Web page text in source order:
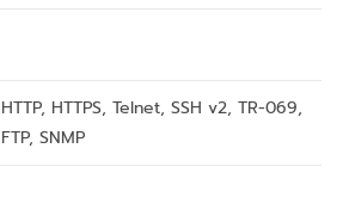
HTTP, HTTPS, Telnet, SSH v2, TR-069,
FTP, SNMP